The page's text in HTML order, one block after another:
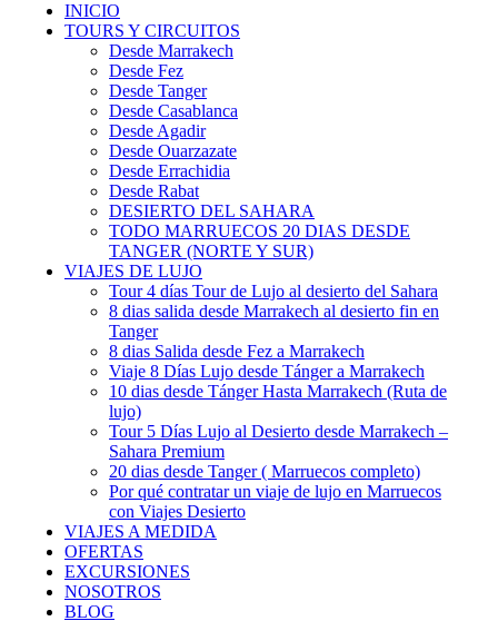
INICIO
TOURS Y CIRCUITOS
Desde Marrakech
Desde Fez
Desde Tanger
Desde Casablanca
Desde Agadir
Desde Ouarzazate
Desde Errachidia
Desde Rabat
DESIERTO DEL SAHARA
TODO MARRUECOS 20 DIAS DESDE
TANGER (NORTE Y SUR)
VIAJES DE LUJO
Tour 4 días Tour de Lujo al desierto del Sahara
8 dias salida desde Marrakech al desierto fin en
Tanger
8 dias Salida desde Fez a Marrakech
Viaje 8 Días Lujo desde Tánger a Marrakech
10 dias desde Tánger Hasta Marrakech (Ruta de
lujo)
Tour 5 Días Lujo al Desierto desde Marrakech –
Sahara Premium
20 dias desde Tanger ( Marruecos completo)
Por qué contratar un viaje de lujo en Marruecos
con Viajes Desierto
VIAJES A MEDIDA
OFERTAS
EXCURSIONES
NOSOTROS
BLOG